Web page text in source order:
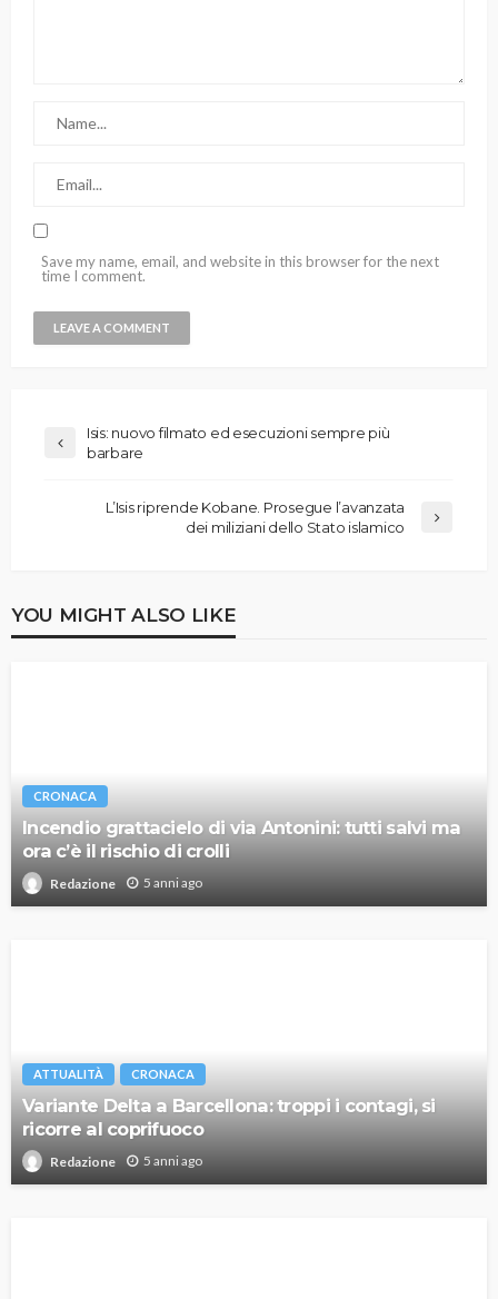
Save my name, email, and website in this browser for the next
time I comment.
Isis: nuovo filmato ed esecuzioni sempre più
barbare
L’Isis riprende Kobane. Prosegue l’avanzata
dei miliziani dello Stato islamico
YOU MIGHT ALSO LIKE
CRONACA
Incendio grattacielo di via Antonini: tutti salvi ma
ora c’è il rischio di crolli
Redazione 5 anni ago
ATTUALITÀ CRONACA
Variante Delta a Barcellona: troppi i contagi, si
ricorre al coprifuoco
Redazione 5 anni ago